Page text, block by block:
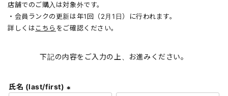
店舗でのご購入は対象外です。
・会員ランクの更新は年1回（2月1日）に行われます。
詳しくはこちら をご確認ください。
下記の内容をご入力の上、お進みください。
氏名 (last/first)